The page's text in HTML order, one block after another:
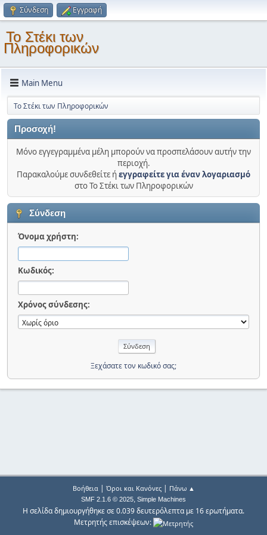
Σύνδεση Εγγραφή
Το Στέκι των
Πληροφορικών
Main Menu
Το Στέκι των Πληροφορικών
Προσοχή!
Μόνο εγγεγραμμένα μέλη μπορούν να προσπελάσουν αυτήν την
περιοχή.
Παρακαλούμε συνδεθείτε ήεγγραφείτε για έναν λογαριασμό
στο Το Στέκι των Πληροφορικών
Σύνδεση
Όνομα χρήστη:
Κωδικός:
Χρόνος σύνδεσης:
Ξεχάσατε τον κωδικό σας;
Βοήθεια| Όροι και Κανόνες| Πάνω ▲
SMF 2.1.6 © 2025, Simple Machines
Η σελίδα δημιουργήθηκε σε 0.039 δευτερόλεπτα με 16 ερωτήματα.
Μετρητής επισκέψεων: